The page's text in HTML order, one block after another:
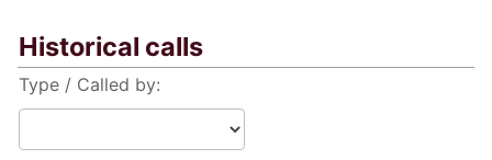
Historical calls
Type / Called by: